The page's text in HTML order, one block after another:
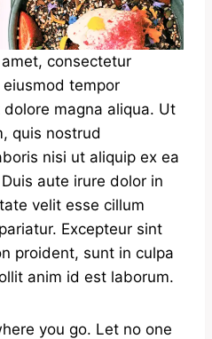
consectetur
tempor
magna aliqua. Ut
quis nostrud
nisi ut aliquip ex ea
aute irure dolor in
velit esse cillum
Excepteur sint
proident, sunt in culpa
anim id est laborum.
you go. Let no one